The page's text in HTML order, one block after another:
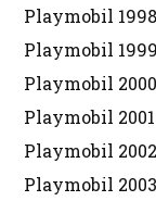
Playmobil 1998
Playmobil 1999
Playmobil 2000
Playmobil 2001
Playmobil 2002
Playmobil 2003